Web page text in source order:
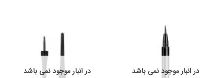
در انبار موجود نمی باشد در انبار موجود نمی باشد